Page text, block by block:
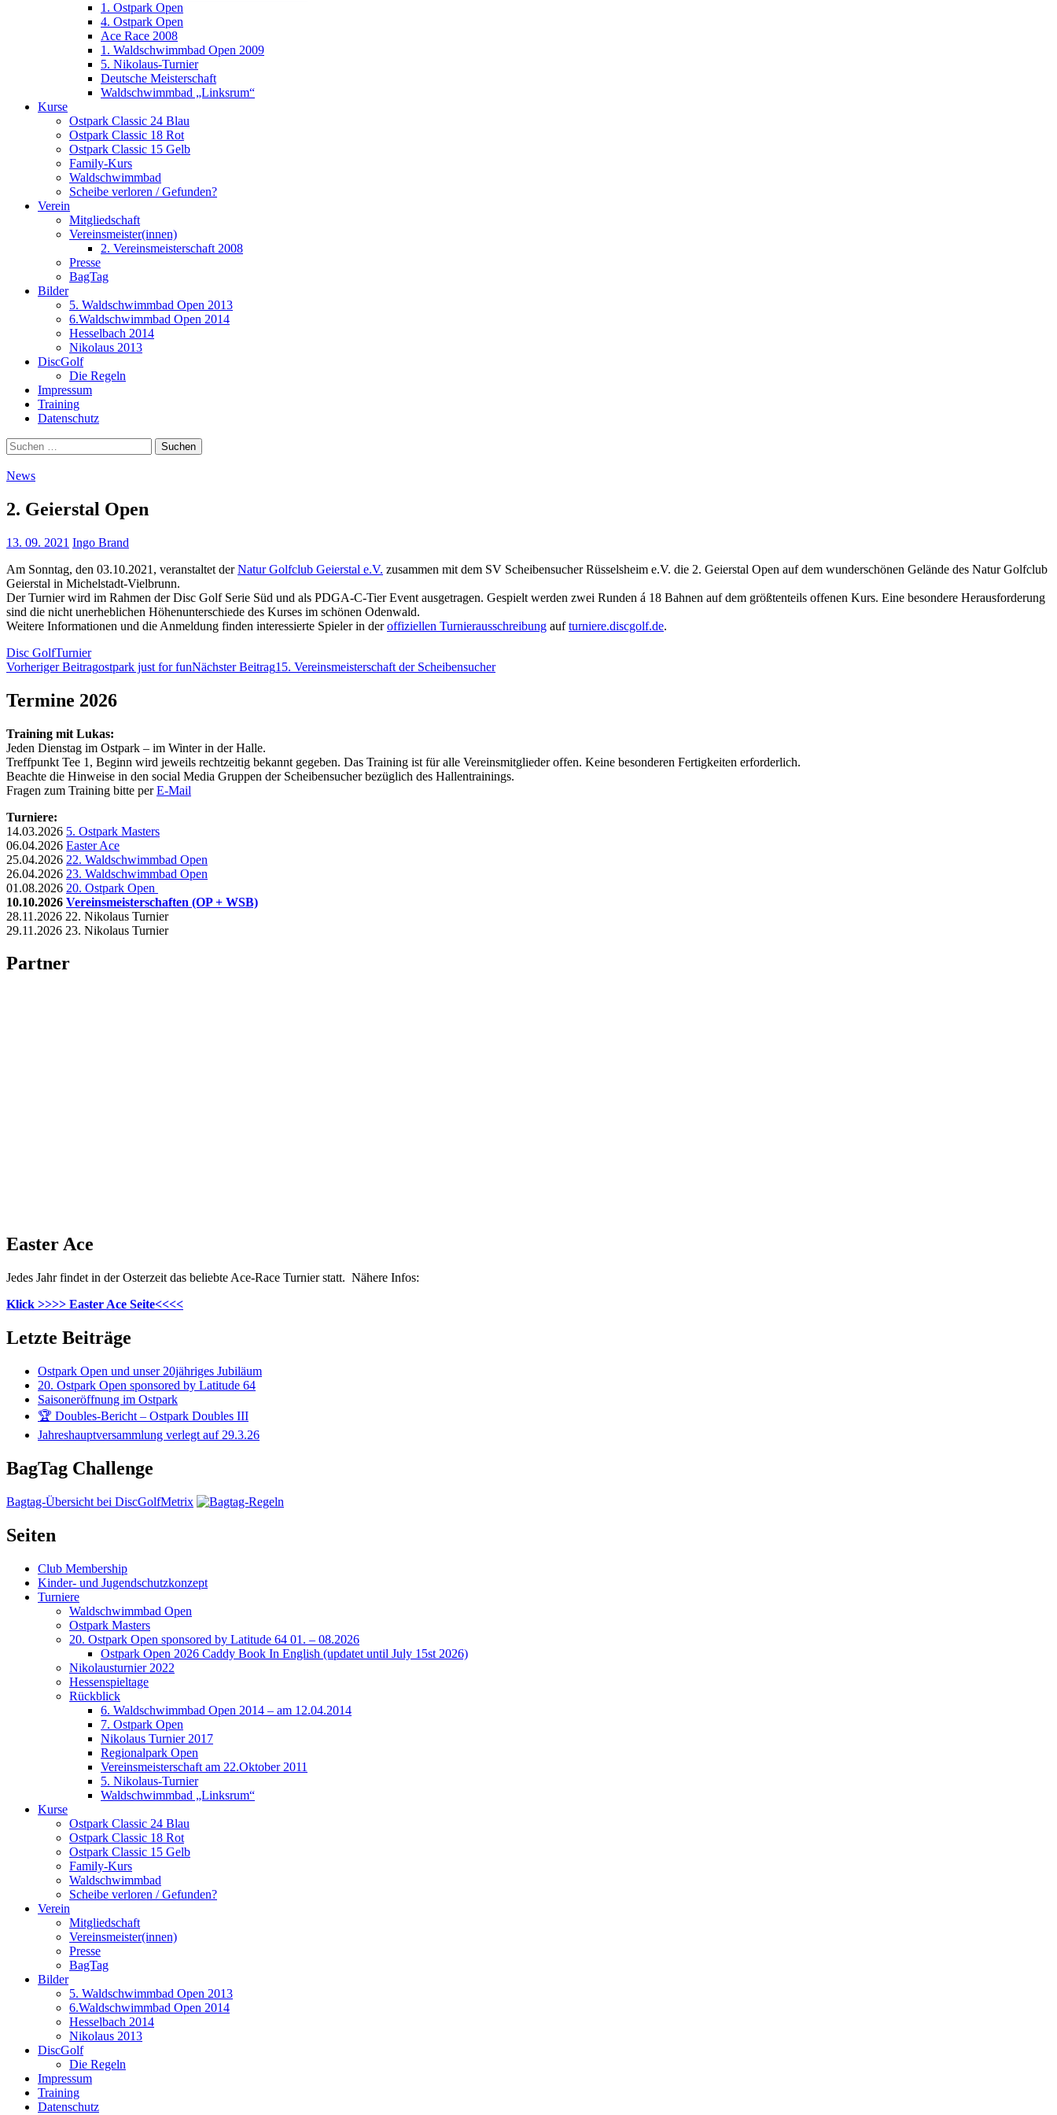
1. Ostpark Open
4. Ostpark Open
Ace Race 2008
1. Waldschwimmbad Open 2009
5. Nikolaus-Turnier
Deutsche Meisterschaft
Waldschwimmbad „Linksrum“
Kurse
Ostpark Classic 24 Blau
Ostpark Classic 18 Rot
Ostpark Classic 15 Gelb
Family-Kurs
Waldschwimmbad
Scheibe verloren / Gefunden?
Verein
Mitgliedschaft
Vereinsmeister(innen)
2. Vereinsmeisterschaft 2008
Presse
BagTag
Bilder
5. Waldschwimmbad Open 2013
6.Waldschwimmbad Open 2014
Hesselbach 2014
Nikolaus 2013
DiscGolf
Die Regeln
Impressum
Training
Datenschutz
Suchen
nach:
News
2. Geierstal Open
13. 09. 2021 Ingo Brand
Am Sonntag, den 03.10.2021, veranstaltet derNatur Golfclub Geierstal e.V. zusammen mit dem SV Scheibensucher Rüsselsheim e.V. die 2. Geierstal Open auf dem wunderschönen Gelände des Natur Golfclub
Geierstal in Michelstadt-Vielbrunn.
Der Turnier wird im Rahmen der Disc Golf Serie Süd und als PDGA-C-Tier Event ausgetragen. Gespielt werden zwei Runden á 18 Bahnen auf dem größtenteils offenen Kurs. Eine besondere Herausforderung
sind die nicht unerheblichen Höhenunterschiede des Kurses im schönen Odenwald.
Weitere Informationen und die Anmeldung finden interessierte Spieler in deroffiziellen Turnierausschreibung aufturniere.discgolf.de.
Disc GolfTurnier
Beitragsnavigation
Vorheriger Beitragostpark just for funNächster Beitrag15. Vereinsmeisterschaft der Scheibensucher
Termine 2026
Training mit Lukas:
Jeden Dienstag im Ostpark – im Winter in der Halle.
Treffpunkt Tee 1, Beginn wird jeweils rechtzeitig bekannt gegeben. Das Training ist für alle Vereinsmitglieder offen. Keine besonderen Fertigkeiten erforderlich.
Beachte die Hinweise in den social Media Gruppen der Scheibensucher bezüglich des Hallentrainings.
Fragen zum Training bitte perE-Mail
Turniere:
14.03.2026 5. Ostpark Masters
06.04.2026 Easter Ace
25.04.2026 22. Waldschwimmbad Open
26.04.2026 23. Waldschwimmbad Open
01.08.2026 20. Ostpark Open
10.10.2026 Vereinsmeisterschaften (OP + WSB)
28.11.2026 22. Nikolaus Turnier
29.11.2026 23. Nikolaus Turnier
Partner
Easter Ace
Jedes Jahr findet in der Osterzeit das beliebte Ace-Race Turnier statt. Nähere Infos:
Klick >>>> Easter Ace Seite<<<<
Letzte Beiträge
Ostpark Open und unser 20jähriges Jubiläum
20. Ostpark Open sponsored by Latitude 64
Saisoneröffnung im Ostpark
🏆 Doubles-Bericht – Ostpark Doubles III
Jahreshauptversammlung verlegt auf 29.3.26
BagTag Challenge
Bagtag-Übersicht bei DiscGolfMetrix
Seiten
Club Membership
Kinder- und Jugendschutzkonzept
Turniere
Waldschwimmbad Open
Ostpark Masters
20. Ostpark Open sponsored by Latitude 64 01. – 08.2026
Ostpark Open 2026 Caddy Book In English (updatet until July 15st 2026)
Nikolausturnier 2022
Hessenspieltage
Rückblick
6. Waldschwimmbad Open 2014 – am 12.04.2014
7. Ostpark Open
Nikolaus Turnier 2017
Regionalpark Open
Vereinsmeisterschaft am 22.Oktober 2011
5. Nikolaus-Turnier
Waldschwimmbad „Linksrum“
Kurse
Ostpark Classic 24 Blau
Ostpark Classic 18 Rot
Ostpark Classic 15 Gelb
Family-Kurs
Waldschwimmbad
Scheibe verloren / Gefunden?
Verein
Mitgliedschaft
Vereinsmeister(innen)
Presse
BagTag
Bilder
5. Waldschwimmbad Open 2013
6.Waldschwimmbad Open 2014
Hesselbach 2014
Nikolaus 2013
DiscGolf
Die Regeln
Impressum
Training
Datenschutz